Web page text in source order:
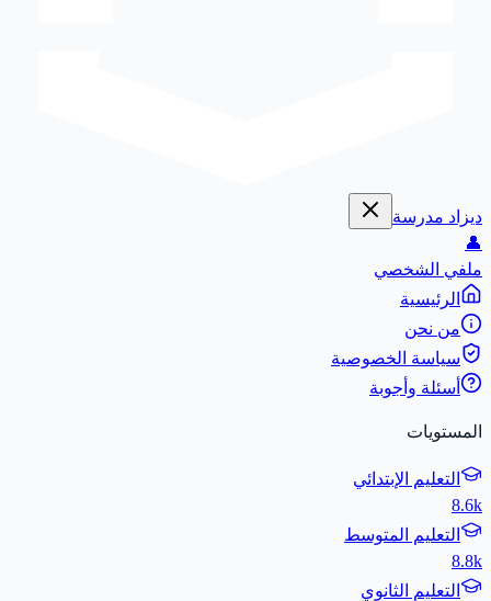
ديزاد مدرسة
👤
ملفي الشخصي
الرئيسية
من نحن
سياسة الخصوصية
أسئلة وأجوبة
المستويات
التعليم الإبتدائي
8.6k
التعليم المتوسط
8.8k
التعليم الثانوي